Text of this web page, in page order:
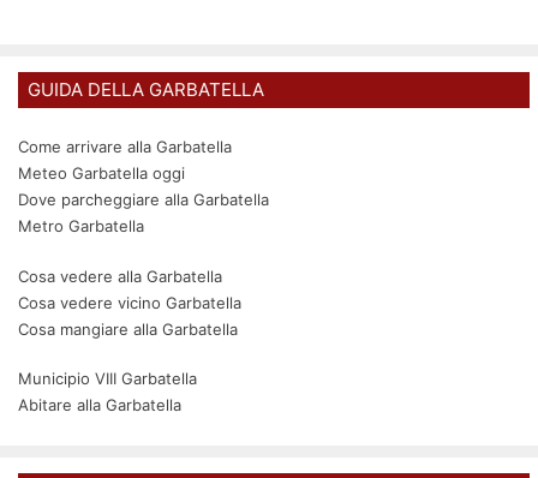
GUIDA DELLA GARBATELLA
Come arrivare alla Garbatella
Meteo Garbatella oggi
Dove parcheggiare alla Garbatella
Metro Garbatella
Cosa vedere alla Garbatella
Cosa vedere vicino Garbatella
Cosa mangiare alla Garbatella
Municipio VIII Garbatella
Abitare alla Garbatella